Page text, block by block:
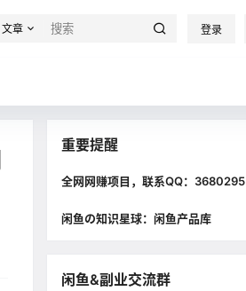
文章 登录
重要提醒
全网网赚项目，联系QQ：3680295
闲鱼の知识星球：闲鱼产品库
闲鱼&副业交流群